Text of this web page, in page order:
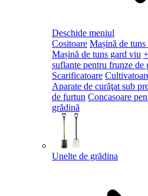
Deschide meniul
Cositoare Mașină de tuns
Mașină de tuns gard viu
suflante pentru frunze de
Scarificatoare
Aparate de curăţat sub
de furtun Concasoare
grădină
Unelte de grădina